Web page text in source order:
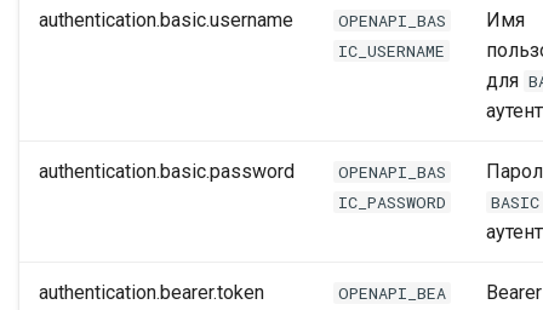
authentication.basic.username
OPENAPI_BAS
IC_USERNAME
Имя
для
authentication.basic.password
OPENAPI_BAS
IC_PASSWORD
BASIC
authentication.bearer.token
OPENAPI_BEA